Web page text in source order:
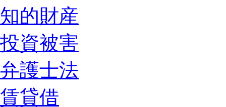
知的財産
投資被害
弁護士法
賃貸借